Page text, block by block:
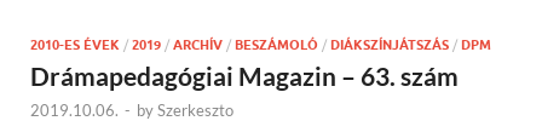
2010-ES ÉVEK / 2019 / ARCHÍV / BESZÁMOLÓ / DIÁKSZÍNJÁTSZÁS / DPM
Drámapedagógiai Magazin – 63. szám
2019.10.06. - bySzerkeszto